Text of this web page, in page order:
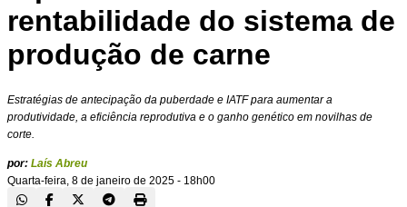
rentabilidade do sistema de
produção de carne
Estratégias de antecipação da puberdade e IATF para aumentar a
produtividade, a eficiência reprodutiva e o ganho genético em novilhas de
corte.
por: Laís Abreu
Quarta-feira, 8 de janeiro de 2025 - 18h00